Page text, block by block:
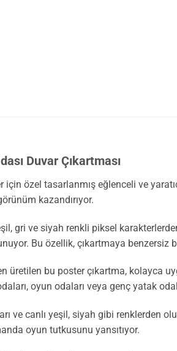
Duvar Çıkartması
için özel tasarlanmış eğlenceli ve
kazandırıyor.
gri ve siyah renkli piksel
Bu özellik, çıkartmaya benzersiz
üretilen bu poster çıkartma, kolayca
oyun odaları veya genç yatak
ve canlı yeşil, siyah gibi renklerden
oyun tutkusunu yansıtıyor.